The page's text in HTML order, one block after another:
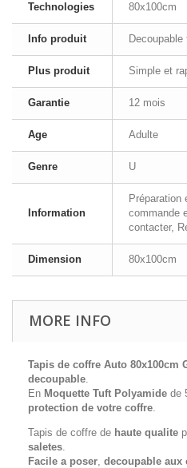
Technologies 80x100cm
Info produit
Plus produit Simple et
Garantie 12 mois
Age Adulte
Genre U
Information
Préparation
commande
contacter,
Dimension 80x100cm
MORE INFO
Tapis de coffre Auto 80x100cm
decoupable.
En Moquette Tuft Polyamide de
protection de votre coffre.
Tapis de coffre de haute qualite
saletes.
Facile a poser, decoupable aux